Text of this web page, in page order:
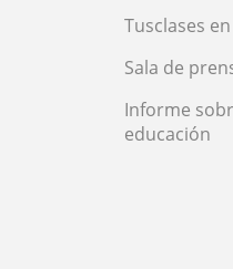
Tusclases
Sala de
Informe
educación